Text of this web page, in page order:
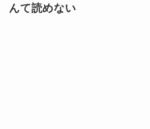
んて読めない